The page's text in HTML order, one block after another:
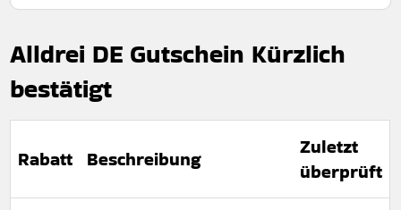
Alldrei DE Gutschein Kürzlich
bestätigt
Rabatt Beschreibung
Zuletzt
überprüft